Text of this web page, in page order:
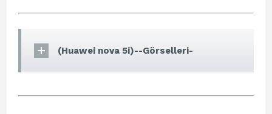
(Huawei nova 5i)--Görselleri-